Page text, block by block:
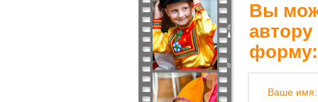
Вы
форму:
Ваше имя: